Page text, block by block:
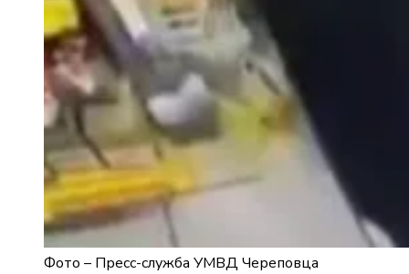
Фото – Пресс-служба УМВД Череповца